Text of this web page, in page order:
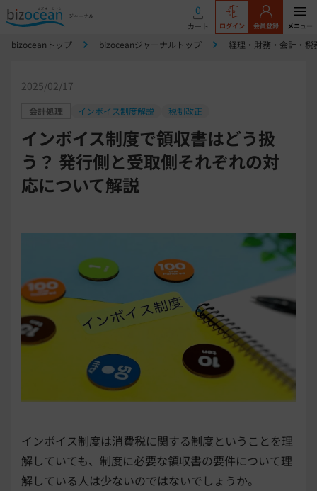
0
カート ログイン 会員登録 メニュー
bizoceanトップ bizoceanジャーナルトップ 経理・財務・会計・税
2025/02/17
会計処理 インボイス制度解説 税制改正
インボイス制度で領収書はどう扱
う？ 発行側と受取側それぞれの対
応について解説
インボイス制度は消費税に関する制度ということを理
解していても、制度に必要な領収書の要件について理
解している人は少ないのではないでしょうか。